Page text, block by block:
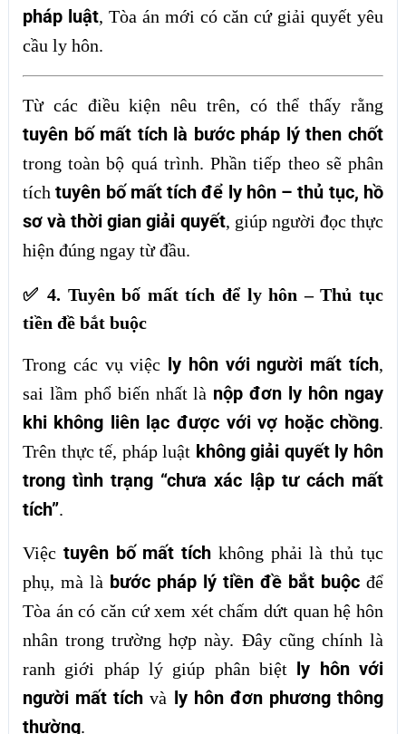
pháp luật, Tòa án mới có căn cứ giải quyết yêu
cầu ly hôn.
Từ các điều kiện nêu trên, có thể thấy rằng
tuyên bố mất tích là bước pháp lý then chốt
trong toàn bộ quá trình. Phần tiếp theo sẽ phân
tíchtuyên bố mất tích để ly hôn – thủ tục, hồ
sơ và thời gian giải quyết, giúp người đọc thực
hiện đúng ngay từ đầu.
✅ 4. Tuyên bố mất tích để ly hôn – Thủ tục
tiền đề bắt buộc
Trong các vụ việc ly hôn với người mất tích,
sai lầm phổ biến nhất là nộp đơn ly hôn ngay
khi không liên lạc được với vợ hoặc chồng.
Trên thực tế, pháp luật không giải quyết ly hôn
trong tình trạng “chưa xác lập tư cách mất
tích”.
Việc tuyên bố mất tích không phải là thủ tục
phụ, mà là bước pháp lý tiền đề bắt buộc để
Tòa án có căn cứ xem xét chấm dứt quan hệ hôn
nhân trong trường hợp này. Đây cũng chính là
ranh giới pháp lý giúp phân biệt
ly hôn với
người mất tích và ly hôn đơn phương thông
thường.